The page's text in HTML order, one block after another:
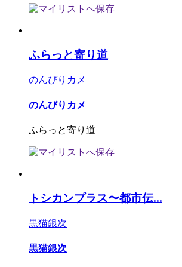
ふらっと寄り道
のんびりカメ
のんびりカメ
ふらっと寄り道
トシカンプラス〜都市伝...
黒猫銀次
黒猫銀次